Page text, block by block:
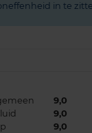
in te
9,0
9,0
9,0